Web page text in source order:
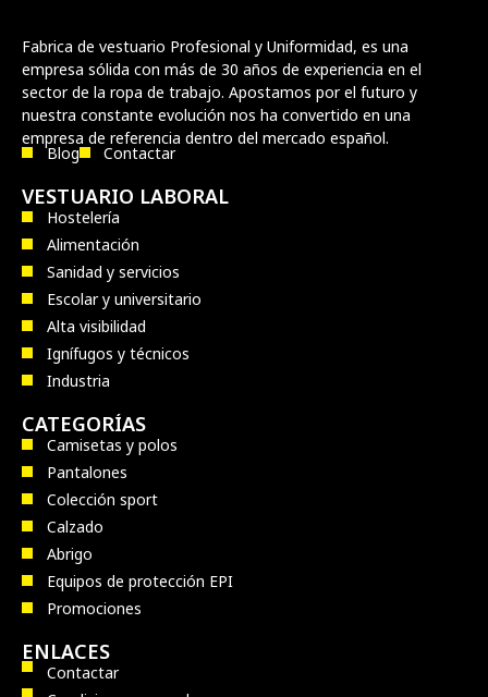
Fabrica de vestuario Profesional y Uniformidad, es una
empresa sólida con más de 30 años de experiencia en el
sector de la ropa de trabajo. Apostamos por el futuro y
nuestra constante evolución nos ha convertido en una
empresa de referencia dentro del mercado español.
Blog Contactar
VESTUARIO LABORAL
Hostelería
Alimentación
Sanidad y servicios
Escolar y universitario
Alta visibilidad
Ignífugos y técnicos
Industria
CATEGORÍAS
Camisetas y polos
Pantalones
Colección sport
Calzado
Abrigo
Equipos de protección EPI
Promociones
ENLACES
Contactar